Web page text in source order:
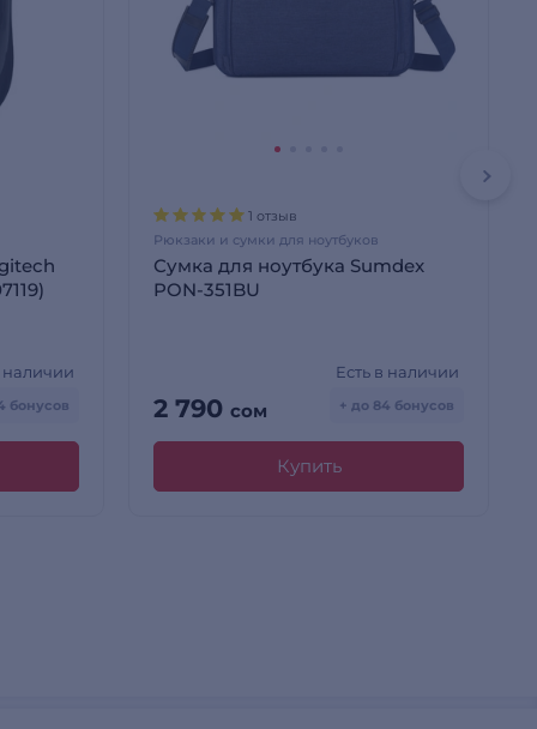
наличии
бонусов
1 отзыв
Рюкзаки и сумки для ноутбуков
Сумка для ноутбука Sumdex
PON-351BU
2 790 сом
Есть в наличии
+ до 84 бонусов
Купить